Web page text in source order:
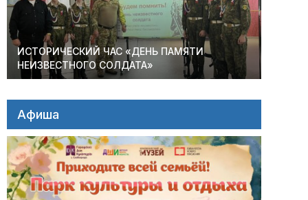
ИСТОРИЧЕСКИЙ ЧАС «ДЕНЬ ПАМЯТИ
НЕИЗВЕСТНОГО СОЛДАТА»
Афиша